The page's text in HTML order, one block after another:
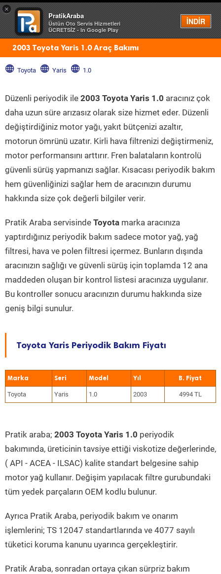
×
PratikAraba
Üstün Oto Servis Hizmetleri
ÜCRETSİZ - In Google Play
İNDİR
Menü
2003 Toyota Yaris 1.0 Araç Bakımı
Toyota Yaris 1.0
Düzenli periyodik ile 2003 Toyota Yaris 1.0 aracınız çok
daha uzun süre arızasız olarak size hizmet eder. Düzenli
değiştirdiğiniz motor yağı, yakıt bütçenizi azaltır,
motorun ömrünü uzatır. Kirli hava filtrenizi değiştirmeniz,
motor performansını arttırır. Fren balataların kontrolü
güvenli sürüş yapmanızı sağlar. Kısacası periyodik bakım
hem güvenliğinizi sağlar hem de aracınızın durumu
hakkında size çok değerli bilgiler verir.
Pratik Araba servisinde Toyota marka aracınıza
yaptırdığınız periyodik bakım sadece motor yağ, yağ
filtresi, hava ve polen filtresi içermez. Bunların dışında
aracınızın sağlığı ve güvenli sürüş için toplamda 12 ana
maddeden oluşan bir kontrol listesi aracınıza uygulanır.
Bu kontroller sonucu aracınızın durumu hakkında size
geniş bilgi sunulur.
Toyota Yaris Periyodik Bakım Fiyatı
Marka Seri Model Yıl
Toyota Yaris 1.0 2003 4994 TL
Pratik araba; 2003 Toyota Yaris 1.0 periyodik
bakımında, üreticinin tavsiye ettiği viskotize değerlerinde,
( API - ACEA - ILSAC) kalite standart belgesine sahip
motor yağ kullanır. Değişim yapılacak filtre gurubundaki
tüm yedek parçaların OEM kodlu bulunur.
Ayrıca Pratik Araba, periyodik bakım ve onarım
işlemlerini; TS 12047 standartlarında ve 4077 sayılı
tüketici koruma kanunu uyarınca gerçekleştirir.
Pratik Araba, sonradan ortaya çıkan sürpriz bakım